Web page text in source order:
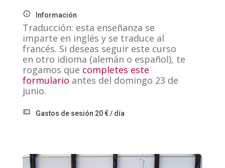
Información
Traducción: esta enseñanza se
imparte en inglés y se traduce al
francés. Si deseas seguir este curso
en otro idioma (alemán o español), te
rogamos que completes este
formulario antes del domingo 23 de
junio.
Gastos de sesión 20 € / día